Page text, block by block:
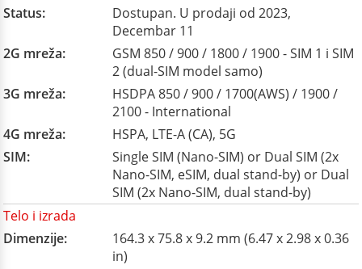
Status:
Dostupan. U prodaji od 2023,
Decembar 11
2G mreža:
GSM 850 / 900 / 1800 / 1900 - SIM 1 i SIM
2 (dual-SIM model samo)
3G mreža:
HSDPA 850 / 900 / 1700(AWS) / 1900 /
2100 - International
4G mreža:
HSPA, LTE-A (CA), 5G
SIM:
Single SIM (Nano-SIM) or Dual SIM (2x
Nano-SIM, eSIM, dual stand-by) or Dual
SIM (2x Nano-SIM, dual stand-by)
Telo i izrada
Dimenzije:
164.3 x 75.8 x 9.2 mm (6.47 x 2.98 x 0.36
in)